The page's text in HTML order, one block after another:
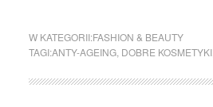
W KATEGORII:FASHION & BEAUTY
TAGI:ANTY-AGEING, DOBRE KOSMETYKI,